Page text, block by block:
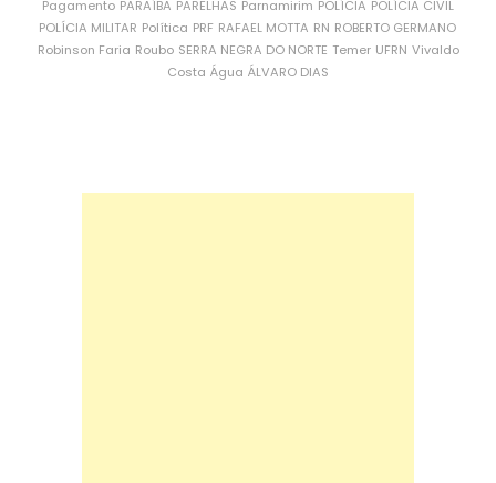
Pagamento PARAÍBA PARELHAS Parnamirim POLÍCIA POLÍCIA CIVIL
POLÍCIA MILITAR Política PRF RAFAEL MOTTA RN ROBERTO GERMANO
Robinson Faria Roubo SERRA NEGRA DO NORTE Temer UFRN Vivaldo
Costa Água ÁLVARO DIAS